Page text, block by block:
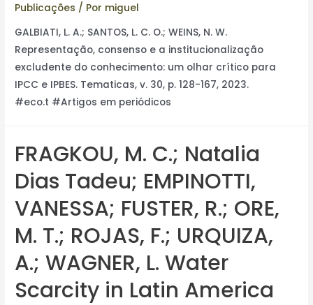
Publicações / Por miguel
GALBIATI, L. A.; SANTOS, L. C. O.; WEINS, N. W.
Representação, consenso e a institucionalização
excludente do conhecimento: um olhar crítico para
IPCC e IPBES. Tematicas, v. 30, p. 128-167, 2023.
#eco.t #Artigos em periódicos
FRAGKOU, M. C.; Natalia
Dias Tadeu; EMPINOTTI,
VANESSA; FUSTER, R.; ORE,
M. T.; ROJAS, F.; URQUIZA,
A.; WAGNER, L. Water
Scarcity in Latin America